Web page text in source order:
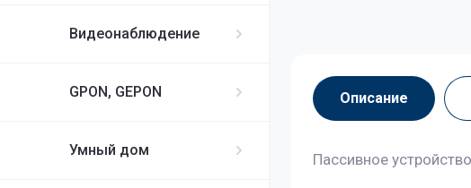
Видеонаблюдение
GPON, GEPON
Умный дом
Описание
Пассивное